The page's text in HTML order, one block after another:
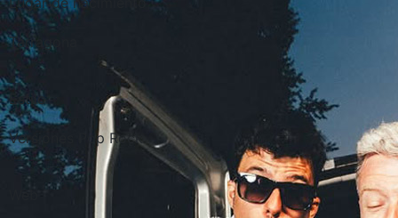
Tarragona
Estilo
Versiones Pop Rock